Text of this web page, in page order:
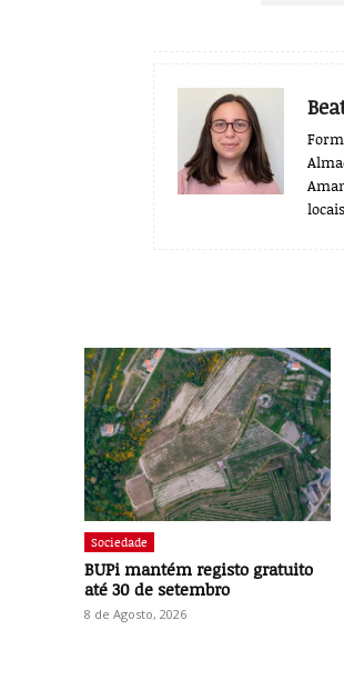
Sociedade
BUPi mantém registo gratuito
até 30 de setembro
8 de Agosto, 2026